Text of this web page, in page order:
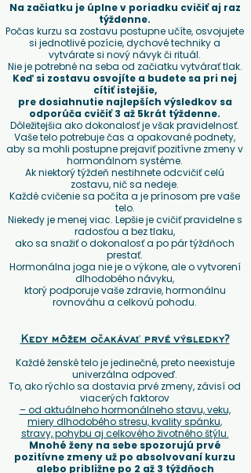
Na začiatku je úplne v poriadku cvičiť aj raz
týždenne.
Počas kurzu sa zostavu postupne učíte, osvojujete
si jednotlivé pozície, dychové techniky a
vytvárate si nový návyk či rituál.
Nie je potrebné na seba od začiatku vytvárať tlak.
Keď si zostavu osvojíte a budete sa pri nej
cítiť istejšie,
pre dosiahnutie najlepších výsledkov sa
odporúča cvičiť 3 až 5krát týždenne.
Dôležitejšia ako dokonalosť je však pravidelnosť.
Vaše telo potrebuje čas a opakované podnety,
aby sa mohli postupne prejaviť pozitívne zmeny v
hormonálnom systéme.
Ak niektorý týždeň nestihnete odcvičiť celú
zostavu, nič sa nedeje.
Každé cvičenie sa počíta a je prínosom pre vaše
telo.
Niekedy je menej viac. Lepšie je cvičiť pravidelne s
radosťou a bez tlaku,
ako sa snažiť o dokonalosť a po pár týždňoch
prestať.
Hormonálna joga nie je o výkone, ale o vytvorení
dlhodobého návyku,
ktorý podporuje vaše zdravie, hormonálnu
rovnováhu a celkovú pohodu.
Kedy môžem očakávať prvé výsledky?
Každé ženské telo je jedinečné, preto neexistuje
univerzálna odpoveď.
To, ako rýchlo sa dostavia prvé zmeny, závisí od
viacerých faktorov
– od aktuálneho hormonálneho stavu, veku,
miery dlhodobého stresu, kvality spánku,
stravy, pohybu aj celkového životného štýlu.
Mnohé ženy na sebe spozorujú prvé
pozitívne zmeny už po absolvovaní kurzu
alebo približne po 2 až 3 týždňoch